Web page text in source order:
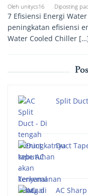
Oleh unitycs16 Diposting
7 Efisiensi Energi
peningkatan efisiensi
Water Cooled Chiller
Split
Duct
AC